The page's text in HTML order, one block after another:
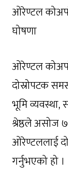
ओरेण्टल
घोषणा
ओरेण्टल
दोस्रोपटक
भूमि व्यवस्था,
श्रेष्ठले असोज ७
ओरेण्टललाई
गर्नुभएको हो ।